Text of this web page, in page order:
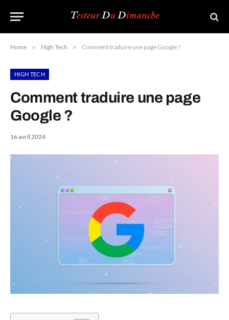
Home » High Tech » Comment traduire une page Google ?
HIGH TECH
Comment traduire une page
Google ?
16 avril 2024